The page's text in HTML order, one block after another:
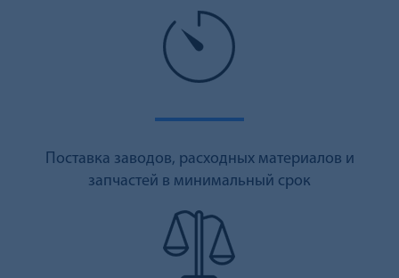
Поставка заводов, расходных материалов и
запчастей в минимальный срок